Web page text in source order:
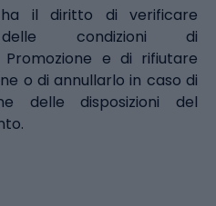
ha il diritto di verificare
delle condizioni di
e di rifiutare
o di annullarlo in caso di
delle disposizioni del